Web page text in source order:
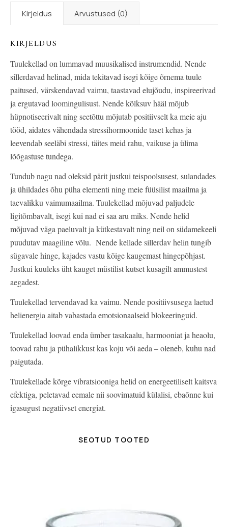
Kirjeldus Arvustused (0)
KIRJELDUS
Tuulekellad on lummavad muusikalised instrumendid. Nende
sillerdavad helinad, mida tekitavad isegi kõige õrnema tuule
paitused, värskendavad vaimu, taastavad elujõudu, inspireerivad
ja ergutavad loomingulisust. Nende kõlksuv hääl mõjub
hüpnotiseerivalt ning seetõttu mõjutab positiivselt ka meie aju
tööd, aidates vähendada stressihormoonide taset kehas ja
leevendab seeläbi stressi, täites meid rahu, vaikuse ja ülima
lõõgastuse tundega.
Tundub nagu nad oleksid pärit justkui teispoolsusest, sulandades
ja ühildades õhu püha elementi ning meie füüsilist maailma ja
taevalikku vaimumaailma. Tuulekellad mõjuvad paljudele
ligitõmbavalt, isegi kui nad ei saa aru miks. Nende helid
mõjuvad väga paeluvalt ja kütkestavalt ning neil on südamekeeli
puudutav maagiline võlu. Nende kellade sillerdav helin tungib
sügavale hinge, kajades vastu kõige kaugemast hingepõhjast.
Justkui kuuleks üht kauget müstilist kutset kusagilt ammustest
aegadest.
Tuulekellad tervendavad ka vaimu. Nende positiivsusega laetud
helienergia aitab vabastada emotsionaalseid blokeeringuid.
Tuulekellad loovad enda ümber tasakaalu, harmooniat ja heaolu,
toovad rahu ja pühalikkust kas koju või aeda – oleneb, kuhu nad
paigutada.
Tuulekellade kõrge vibratsiooniga helid on energeetiliselt kaitsva
efektiga, peletavad eemale nii soovimatuid külalisi, ebaõnne kui
igasugust negatiivset energiat.
SEOTUD TOOTED